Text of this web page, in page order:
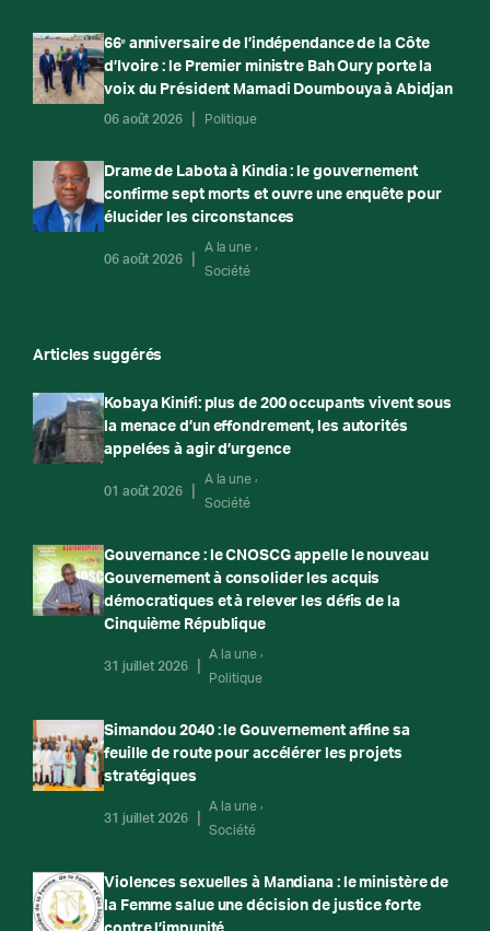
66ᵉ anniversaire de l’indépendance de la Côte
d’Ivoire : le Premier ministre Bah Oury porte la
voix du Président Mamadi Doumbouya à Abidjan
06 août 2026 Politique
Drame de Labota à Kindia : le gouvernement
confirme sept morts et ouvre une enquête pour
élucider les circonstances
06 août 2026
A la une
Société
Articles suggérés
Kobaya Kinifi: plus de 200 occupants vivent sous
la menace d’un effondrement, les autorités
appelées à agir d’urgence
01 août 2026
A la une
Société
Gouvernance : le CNOSCG appelle le nouveau
Gouvernement à consolider les acquis
démocratiques et à relever les défis de la
Cinquième République
31 juillet 2026
A la une
Politique
Simandou 2040 : le Gouvernement affine sa
feuille de route pour accélérer les projets
stratégiques
31 juillet 2026
A la une
Société
Violences sexuelles à Mandiana : le ministère de
la Femme salue une décision de justice forte